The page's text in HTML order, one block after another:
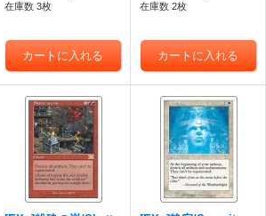
在庫数 3枚 在庫数 2枚